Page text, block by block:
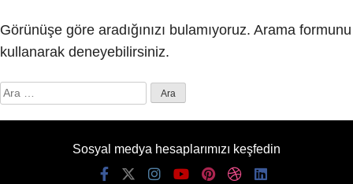
Görünüşe göre aradığınızı bulamıyoruz. Arama formunu
kullanarak deneyebilirsiniz.
Arama:
Sosyal medya hesaplarımızı keşfedin